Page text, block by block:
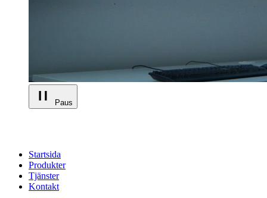
Paus
Startsida
Produkter
Tjänster
Kontakt